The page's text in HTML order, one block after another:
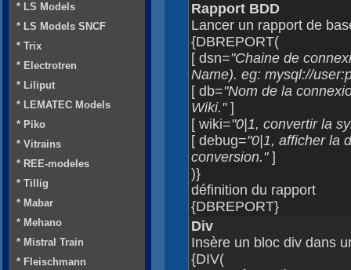
Rapport BDD
Lancer un rapport de
{DBREPORT(
[ dsn="Chaine de
Name). eg: mysql://
[ db="Nom de la
Wiki."]
[ wiki="0|1, convertir la
[ debug="0|1, afficher la
conversion."]
)}
définition du rapport
{DBREPORT}
Div
Insère un bloc div dans
{DIV(
* LS Models
* LS Models SNCF
* Trix
* Electrotren
* Liliput
* LEMATEC Models
* Piko
* Vitrains
* REE-modeles
* Tillig
* Mabar
* Mehano
* Mistral Train
* Fleischmann